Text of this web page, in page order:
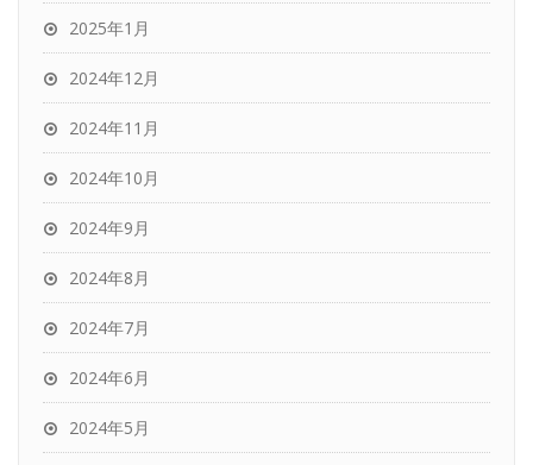
2025年1月
2024年12月
2024年11月
2024年10月
2024年9月
2024年8月
2024年7月
2024年6月
2024年5月